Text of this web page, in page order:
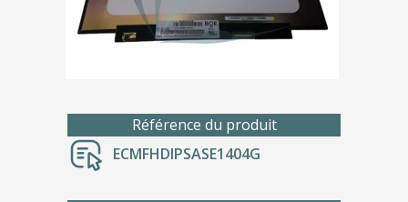
Référence du produit
ECMFHDIPSASE1404G